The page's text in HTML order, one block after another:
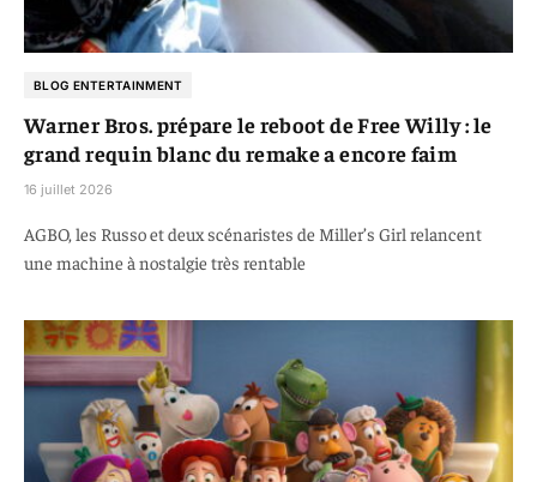
BLOG ENTERTAINMENT
Warner Bros. prépare le reboot de Free Willy : le
grand requin blanc du remake a encore faim
16 juillet 2026
AGBO, les Russo et deux scénaristes de Miller’s Girl relancent
une machine à nostalgie très rentable